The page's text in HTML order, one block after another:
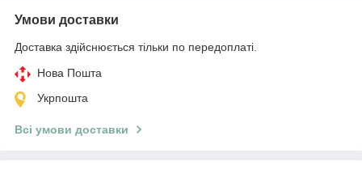
Умови доставки
Доставка здійснюється тільки по передоплаті.
Нова Пошта
Укрпошта
Всі умови доставки